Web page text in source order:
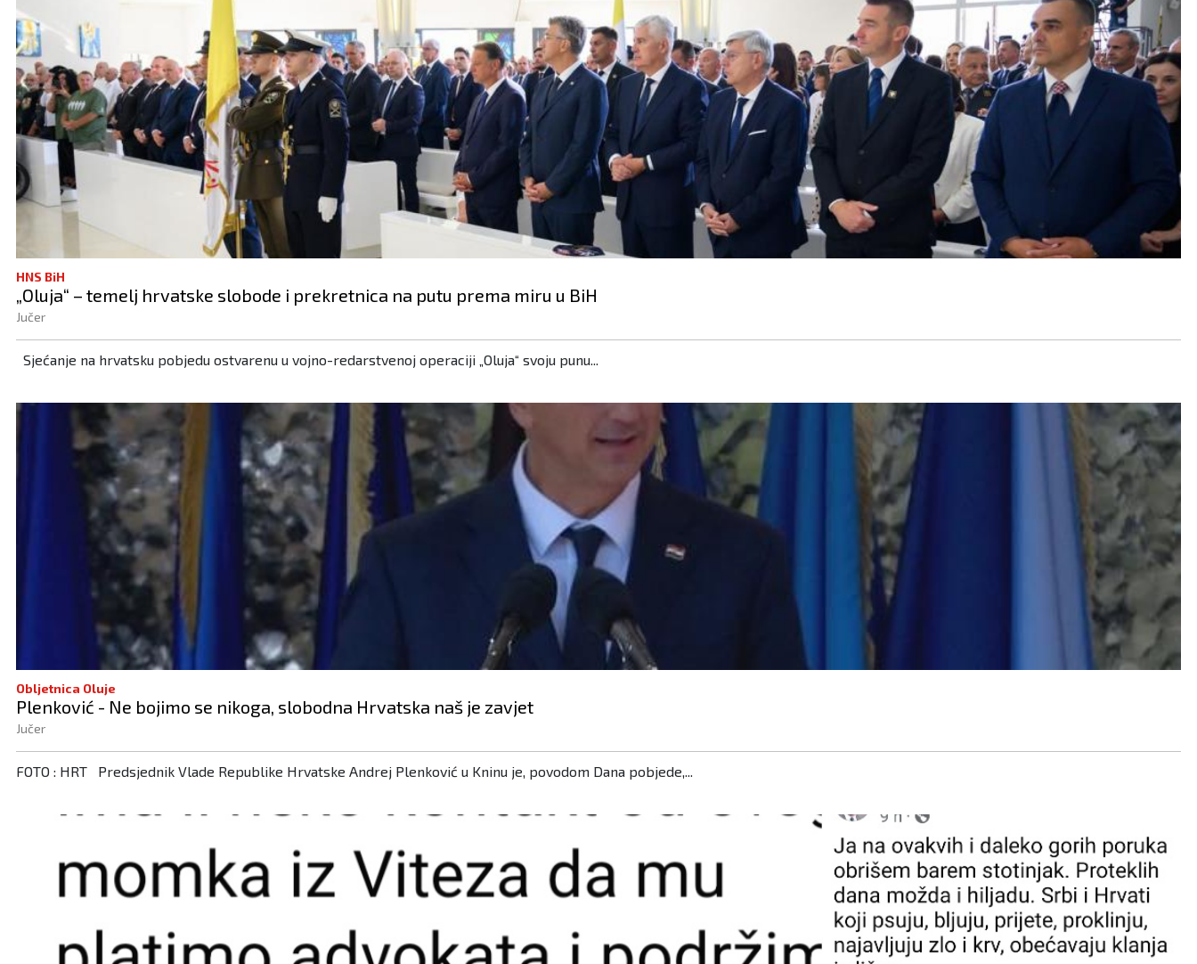
HNS BiH
„Oluja“ – temelj hrvatske slobode i prekretnica na putu prema miru u BiH
Jučer
Sjećanje na hrvatsku pobjedu ostvarenu u vojno-redarstvenoj operaciji „Oluja“ svoju punu...
Obljetnica Oluje
Plenković - Ne bojimo se nikoga, slobodna Hrvatska naš je zavjet
Jučer
FOTO : HRT Predsjednik Vlade Republike Hrvatske Andrej Plenković u Kninu je, povodom Dana pobjede,...